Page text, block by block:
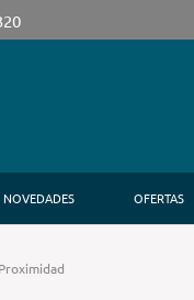
NOVEDADES OFERTAS